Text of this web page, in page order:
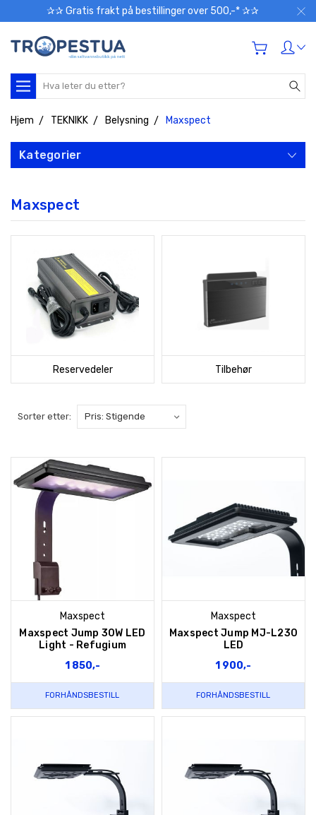
✰✰ Gratis frakt på bestillinger over 500,-* ✰✰
Søk
Hjem TEKNIKK Belysning Maxspect
Kategorier
Maxspect
Reservedeler Tilbehør
Sorter etter:
Maxspect
Maxspect Jump 30W LED
Light - Refugium
1 850,-
FORHÅNDSBESTILL
Maxspect
Maxspect Jump MJ-L230
LED
1 900,-
FORHÅNDSBESTILL